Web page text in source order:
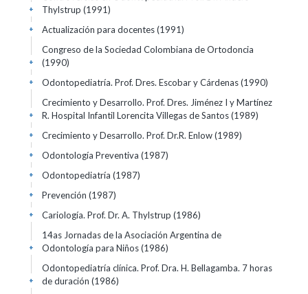
Thylstrup (1991)
+
Actualización para docentes(1991)
+
Congreso de la Sociedad Colombiana de Ortodoncia
(1990)
+
Odontopediatría. Prof. Dres. Escobar y Cárdenas(1990)
+
Crecimiento y Desarrollo. Prof. Dres. Jiménez I y Martínez
R. Hospital Infantil Lorencita Villegas de Santos(1989)
+
Crecimiento y Desarrollo. Prof. Dr.R. Enlow(1989)
+
Odontología Preventiva (1987)
+
Odontopediatría (1987)
+
Prevención (1987)
+
Cariología. Prof. Dr. A. Thylstrup (1986)
+
14as Jornadas de la Asociación Argentina de
Odontología para Niños(1986)
+
Odontopediatría clínica. Prof. Dra. H. Bellagamba. 7 horas
de duración (1986)
+